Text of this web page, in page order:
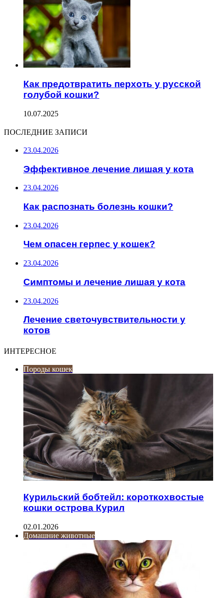
Как предотвратить перхоть у русской
голубой кошки?
10.07.2025
ПОСЛЕДНИЕ ЗАПИСИ
23.04.2026
Эффективное лечение лишая у кота
23.04.2026
Как распознать болезнь кошки?
23.04.2026
Чем опасен герпес у кошек?
23.04.2026
Симптомы и лечение лишая у кота
23.04.2026
Лечение светочувствительности у
котов
ИНТЕРЕСНОЕ
Породы кошек
Курильский бобтейл: короткохвостые
кошки острова Курил
02.01.2026
Домашние животные